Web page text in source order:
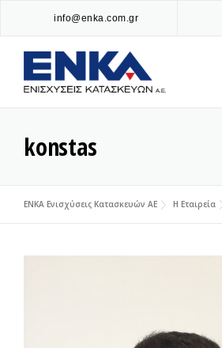
content
info@enka.com.gr
konstas
ENKA Ενισχύσεις Κατασκευών ΑΕ Η Εταιρεία